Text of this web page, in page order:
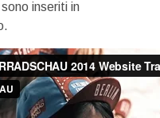
inseriti in